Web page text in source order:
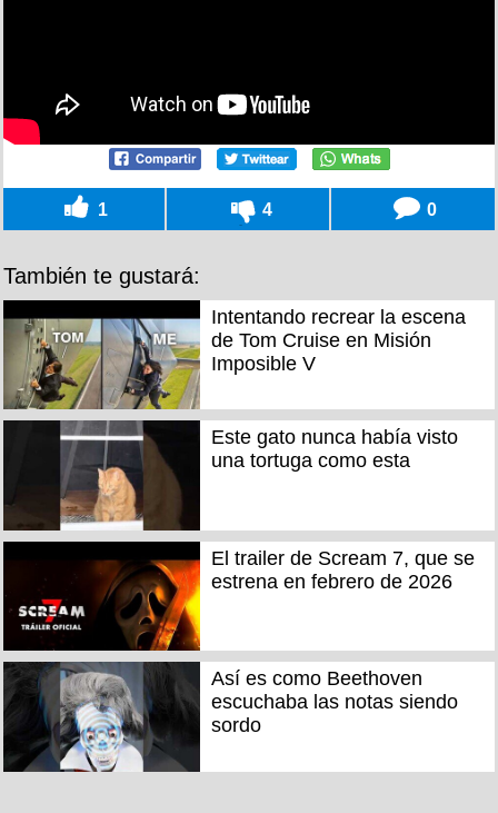
1 4 0
También te gustará:
Intentando recrear la escena
de Tom Cruise en Misión
Imposible V
Este gato nunca había visto
una tortuga como esta
El trailer de Scream 7, que se
estrena en febrero de 2026
Así es como Beethoven
escuchaba las notas siendo
sordo